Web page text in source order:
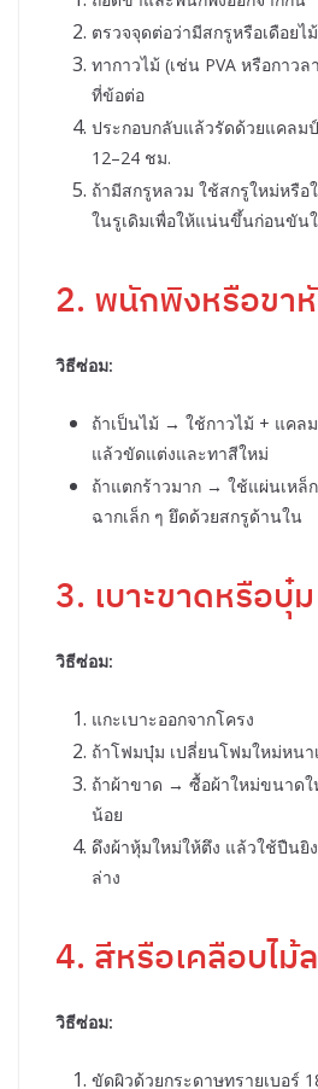
ตรวจจุดต่อว่ามีสกรูหรือเดือยไ
ทากาวไม้ (เช่น PVA หรือกาว
ที่ข้อต่อ
ประกอบกลับแล้วรัดด้วยแคลม
12–24 ชม.
ถ้ามีสกรูหลวม ใช้สกรูใหม่หรือ
ในรูเดิมเพื่อให้แน่นขึ้นก่อนขัน
2. พนักพิงหรือขา
วิธีซ่อม:
ถ้าเป็นไม้ → ใช้กาวไม้ + แคล
แล้วขัดแต่งและทาสีใหม่
ถ้าแตกร้าวมาก → ใช้แผ่นเหล็
ฉากเล็ก ๆ ยึดด้วยสกรูด้านใน
3. เบาะขาดหรือบุ๋ม
วิธีซ่อม:
แกะเบาะออกจากโครง
ถ้าโฟมบุ๋ม เปลี่ยนโฟมใหม่หนา
ถ้าผ้าขาด → ซื้อผ้าใหม่ขนาดใ
น้อย
ดึงผ้าหุ้มใหม่ให้ตึง แล้วใช้ปืนยิ
ล่าง
4. สีหรือเคลือบไม้
วิธีซ่อม:
ขัดผิวด้วยกระดาษทรายเบอร์